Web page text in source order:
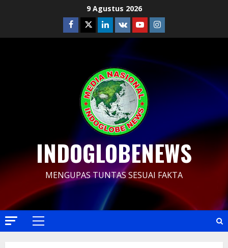
9 Agustus 2026
Facebook
TwitterLinkedin
VK YoutubeInstagram
INDOGLOBENEWS
MENGUPAS TUNTAS SESUAI FAKTA
Primary